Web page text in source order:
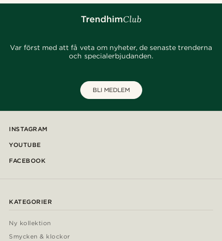
Var först med att få veta om nyheter, de senaste trenderna
och specialerbjudanden.
BLI MEDLEM
INSTAGRAM
YOUTUBE
FACEBOOK
KATEGORIER
Ny kollektion
Smycken & klockor